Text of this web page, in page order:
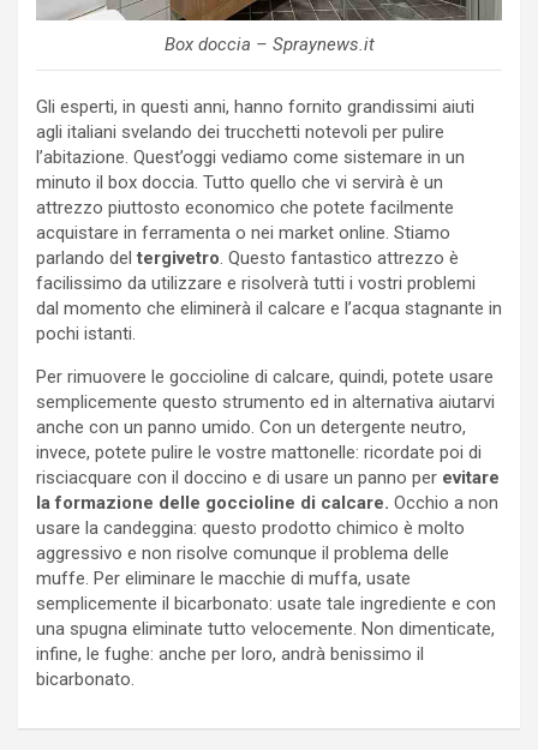
Box doccia – Spraynews.it
Gli esperti, in questi anni, hanno fornito grandissimi aiuti
agli italiani svelando dei trucchetti notevoli per pulire
l’abitazione. Quest’oggi vediamo come sistemare in un
minuto il box doccia. Tutto quello che vi servirà è un
attrezzo piuttosto economico che potete facilmente
acquistare in ferramenta o nei market online. Stiamo
parlando del tergivetro. Questo fantastico attrezzo è
facilissimo da utilizzare e risolverà tutti i vostri problemi
dal momento che eliminerà il calcare e l’acqua stagnante in
pochi istanti.
Per rimuovere le goccioline di calcare, quindi, potete usare
semplicemente questo strumento ed in alternativa aiutarvi
anche con un panno umido. Con un detergente neutro,
invece, potete pulire le vostre mattonelle: ricordate poi di
risciacquare con il doccino e di usare un panno per evitare
la formazione delle goccioline di calcare. Occhio a non
usare la candeggina: questo prodotto chimico è molto
aggressivo e non risolve comunque il problema delle
muffe. Per eliminare le macchie di muffa, usate
semplicemente il bicarbonato: usate tale ingrediente e con
una spugna eliminate tutto velocemente. Non dimenticate,
infine, le fughe: anche per loro, andrà benissimo il
bicarbonato.